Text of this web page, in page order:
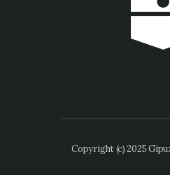
Copyright (c) 2025